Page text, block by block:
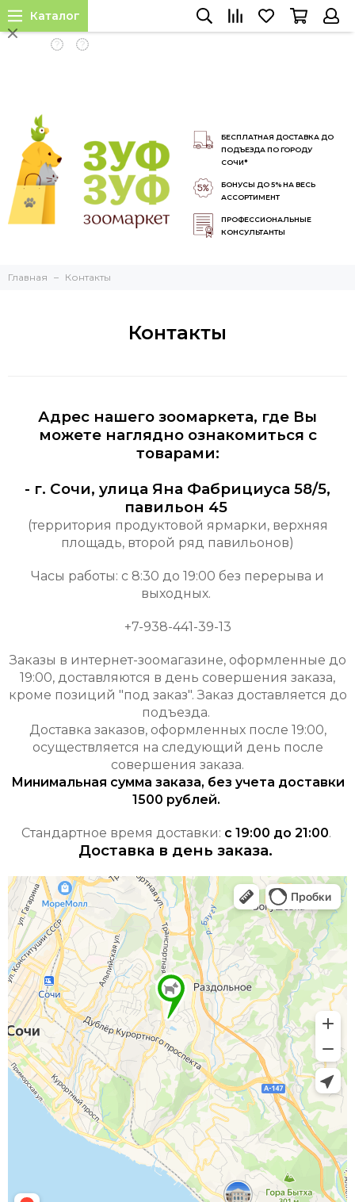
INSTALL APP
БЕСПЛАТНАЯ ДОСТАВКА ДО
ПОДЪЕЗДА ПО ГОРОДУ
СОЧИ*
БОНУСЫ ДО 5% НА ВЕСЬ
АССОРТИМЕНТ
ПРОФЕССИОНАЛЬНЫЕ
КОНСУЛЬТАНТЫ
Каталог
Главная Контакты
Контакты
Адрес нашего зоомаркета, где Вы
можете наглядно ознакомиться с
товарами:
- г. Сочи, улица Яна Фабрициуса 58/5,
павильон 45
(территория продуктовой ярмарки, верхняя
площадь, второй ряд павильонов)
Часы работы: с 8:30 до 19:00 без перерыва и
выходных.
+7-938-441-39-13
Заказы в интернет-зоомагазине, оформленные до
19:00, доставляются в день совершения заказа,
кроме позиций "под заказ". Заказ доставляется до
подъезда.
Доставка заказов, оформленных после 19:00,
осуществляется на следующий день после
совершения заказа.
Минимальная сумма заказа, без учета доставки
1500 рублей.
Стандартное время доставки: с 19:00 до 21:00.
Доставка в день заказа.